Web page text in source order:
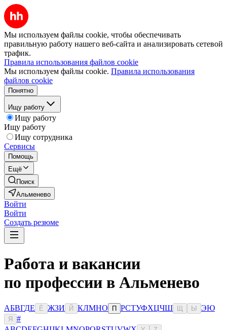
Мы используем файлы cookie, чтобы обеспечивать
правильную работу нашего веб-сайта и анализировать сетевой
трафик.
Правила использования файлов cookie
Мы используем файлы cookie. Правила использования
файлов cookie
Понятно
Ищу работу
Ищу работу
Ищу работу
Ищу сотрудника
Сервисы
Помощь
Ещё
Поиск
Альменево
Войти
Войти
Создать резюме
Работа и вакансии
по профессии в Альменево
АБВГДЕ Ё ЖЗИ Й КЛМНО П РСТУФХЦЧШ Ы ЭЮ
Я
#